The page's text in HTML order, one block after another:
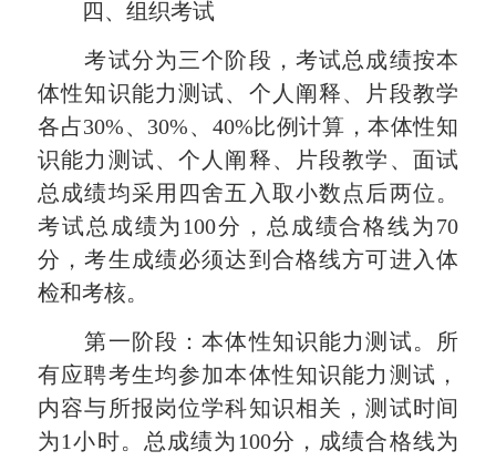
四、组织考试
考试分为三个阶段，考试总成绩按本
体性知识能力测试、个人阐释、片段教学
各占30%、30%、40%比例计算，本体性知
识能力测试、个人阐释、片段教学、面试
总成绩均采用四舍五入取小数点后两位。
考试总成绩为100分，总成绩合格线为70
分，考生成绩必须达到合格线方可进入体
检和考核。
第一阶段：本体性知识能力测试。所
有应聘考生均参加本体性知识能力测试，
内容与所报岗位学科知识相关，测试时间
为1小时。总成绩为100分，成绩合格线为